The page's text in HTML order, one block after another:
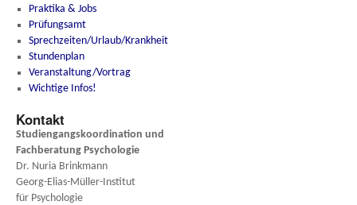
Praktika & Jobs
Prüfungsamt
Sprechzeiten/Urlaub/Krankheit
Stundenplan
Veranstaltung/Vortrag
Wichtige Infos!
Kontakt
Studiengangskoordination und
Fachberatung Psychologie
Dr. Nuria Brinkmann
Georg-Elias-Müller-Institut
für Psychologie